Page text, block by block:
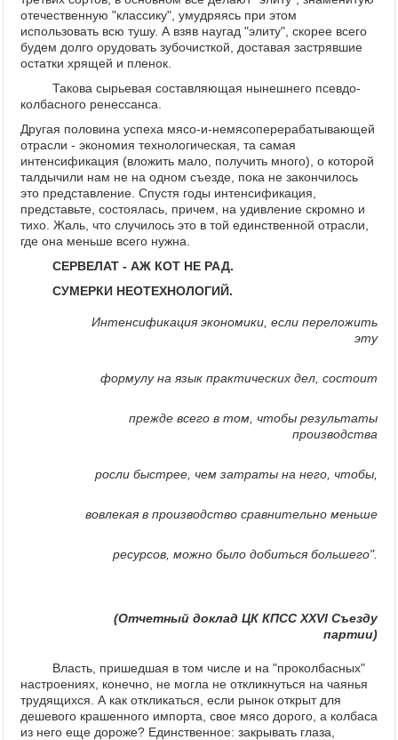
отечественную "классику", умудряясь при этом
использовать всю тушу. А взяв наугад "элиту", скорее всего
будем долго орудовать зубочисткой, доставая застрявшие
остатки хрящей и пленок.
Такова сырьевая составляющая нынешнего псевдо-
колбасного ренессанса.
Другая половина успеха мясо-и-немясоперерабатывающей
отрасли - экономия технологическая, та самая
интенсификация (вложить мало, получить много), о которой
талдычили нам не на одном съезде, пока не закончилось
это представление. Спустя годы интенсификация,
представьте, состоялась, причем, на удивление скромно и
тихо. Жаль, что случилось это в той единственной отрасли,
где она меньше всего нужна.
СЕРВЕЛАТ - АЖ КОТ НЕ РАД.
СУМЕРКИ НЕОТЕХНОЛОГИЙ.
Интенсификация экономики, если переложить
эту
формулу на язык практических дел, состоит
прежде всего в том, чтобы результаты
производства
росли быстрее, чем затраты на него, чтобы,
вовлекая в производство сравнительно меньше
ресурсов, можно было добиться большего".
(Отчетный доклад ЦК КПСС XXVI Съезду
партии)
Власть, пришедшая в том числе и на "проколбасных"
настроениях, конечно, не могла не откликнуться на чаянья
трудящихся. А как откликаться, если рынок открыт для
дешевого крашенного импорта, свое мясо дорого, а колбаса
из него еще дороже? Единственное: закрывать глаза,